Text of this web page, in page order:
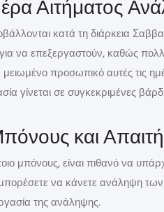
Αιτήματος
κατά τη διάρκεια
να επεξεργαστούν, καθώς
μειωμένο προσωπικό αυτές τις
γίνεται σε συγκεκριμένες
και
μπόνους, είναι πιθανό να
να κάνετε ανάληψη
της ανάληψης.